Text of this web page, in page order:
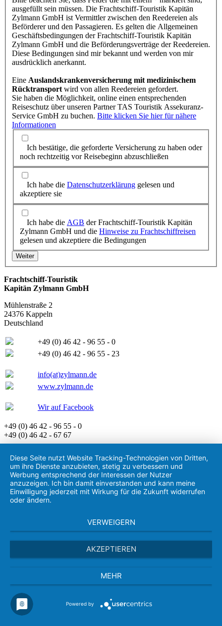
ausgefüllt sein müssen. Die Frachtschiff-Touristik Kapitän
Zylmann GmbH ist Vermittler zwischen den Reedereien als
Beförderer und den Passagieren. Es gelten die Allgemeinen
Geschäftsbedingungen der Frachtschiff-Touristik Kapitän
Zylmann GmbH und die Beförderungsverträge der Reedereien.
Diese Bedingungen sind mir bekannt und werden von mir
ausdrücklich anerkannt.
Eine Auslandskrankenversicherung mit medizinischem
Rücktransport wird von allen Reedereien gefordert.
Sie haben die Möglichkeit, online einen entsprechenden
Reiseschutz über unseren Partner TAS Touristik Assekuranz-
Service GmbH zu buchen. Bitte klicken Sie hier für nähere
Informationen
Ich bestätige, die geforderte Versicherung zu haben oder
noch rechtzeitig vor Reisebeginn abzuschließen
Ich habe die Datenschutzerklärung gelesen und
akzeptiere sie
Ich habe die AGB der Frachtschiff-Touristik Kapitän
Zylmann GmbH und die Hinweise zu Frachtschiffreisen
gelesen und akzeptiere die Bedingungen
Frachtschiff-Touristik
Kapitän Zylmann GmbH
Mühlenstraße 2
24376 Kappeln
Deutschland
+49 (0) 46 42 - 96 55 - 0
+49 (0) 46 42 - 96 55 - 23
info(at)zylmann.de
www.zylmann.de
Wir auf Facebook
+49 (0) 46 42 - 96 55 - 0
+49 (0) 46 42 - 67 67
Diese Seite nutzt Website Tracking-Technologien von Dritten,
um ihre Dienste anzubieten, stetig zu verbessern und
Werbung entsprechend der Interessen der Nutzer
anzuzeigen. Ich bin damit einverstanden und kann meine
Einwilligung jederzeit mit Wirkung für die Zukunft widerrufen
oder ändern.
VERWEIGERN
AKZEPTIEREN
MEHR
Powered by